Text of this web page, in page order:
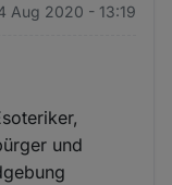
Aug 2020 - 13:19
und